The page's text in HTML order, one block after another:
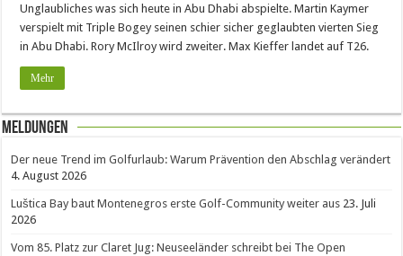
Unglaubliches was sich heute in Abu Dhabi abspielte. Martin Kaymer
verspielt mit Triple Bogey seinen schier sicher geglaubten vierten Sieg
in Abu Dhabi. Rory McIlroy wird zweiter. Max Kieffer landet auf T26.
Mehr
Meldungen
Der neue Trend im Golfurlaub: Warum Prävention den Abschlag verändert
4. August 2026
Luštica Bay baut Montenegros erste Golf-Community weiter aus 23. Juli
2026
Vom 85. Platz zur Claret Jug: Neuseeländer schreibt bei The Open